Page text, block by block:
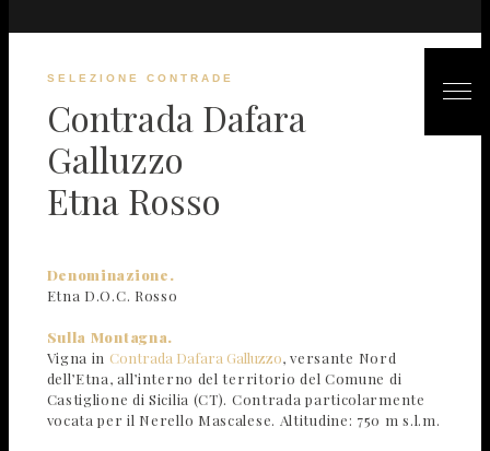
SELEZIONE CONTRADE
Contrada Dafara
Galluzzo
Etna Rosso
Denominazione.
Etna D.O.C. Rosso
Sulla Montagna.
Vigna in Contrada Dafara Galluzzo, versante Nord
dell’Etna, all’interno del territorio del Comune di
Castiglione di Sicilia (CT). Contrada particolarmente
vocata per il Nerello Mascalese. Altitudine: 750 m s.l.m.